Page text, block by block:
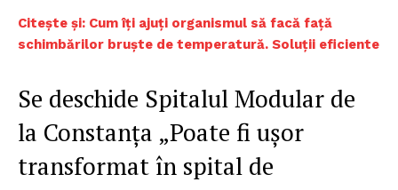
Citește și: Cum îți ajuți organismul să facă față
schimbărilor bruște de temperatură. Soluții eficiente
Se deschide Spitalul Modular de
la Constanța „Poate fi uşor
transformat în spital de